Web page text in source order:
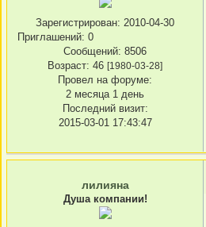
Зарегистрирован: 2010-04-30
Приглашений: 0
Сообщений: 8506
Возраст: 46 [1980-03-28]
Провел на форуме:
2 месяца 1 день
Последний визит:
2015-03-01 17:43:47
лилияна
Душа компании!